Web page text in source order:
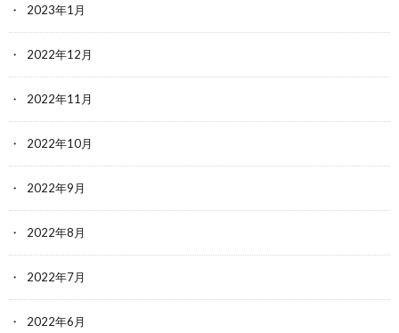
2023年1月
2022年12月
2022年11月
2022年10月
2022年9月
2022年8月
2022年7月
2022年6月